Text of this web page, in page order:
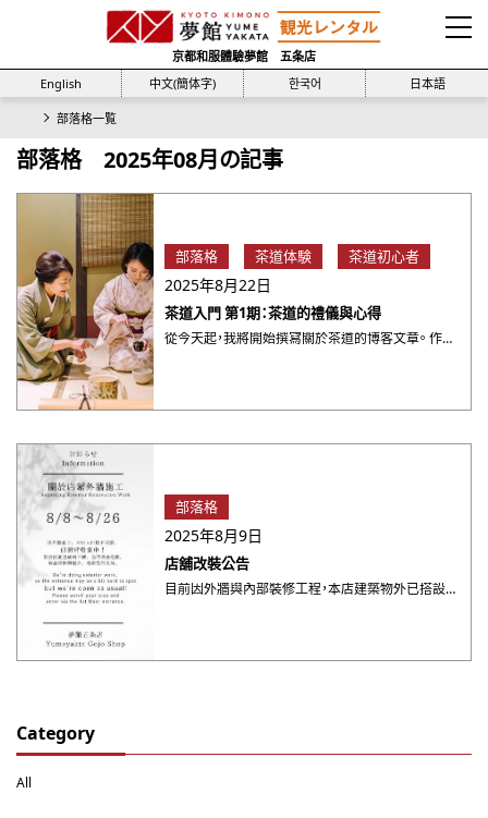
京都和服體驗夢館 五条店
English
中文(簡体字) 한국어 日本語
部落格一覧
部落格 2025年08月の記事
Category
All
部落格 茶道体験 茶道初心者
2025年8月22日
茶道入門 第1期：茶道的禮儀與心得
從今天起，我將開始撰冩關於茶道的博客文章。 作爲第一期，我將講解茶道的禮儀和心得。 説到茶道，大家可能會覺得， ・・・
部落格
2025年8月9日
店舖改裝公告
目前因外牆與內部裝修工程，本店建築物外已搭設施工鷹架。入口位置可能稍微不易辨認，但我們仍照常營業，請放心😊 蒞 ・・・